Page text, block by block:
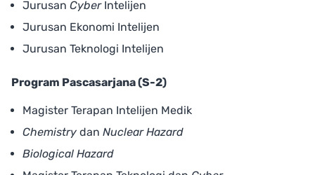
Jurusan CyberIntelijen
Jurusan Ekonomi Intelijen
Jurusan Teknologi Intelijen
Program Pascasarjana (S-2)
Magister Terapan Intelijen Medik
Chemistry dan Nuclear Hazard
Biological Hazard